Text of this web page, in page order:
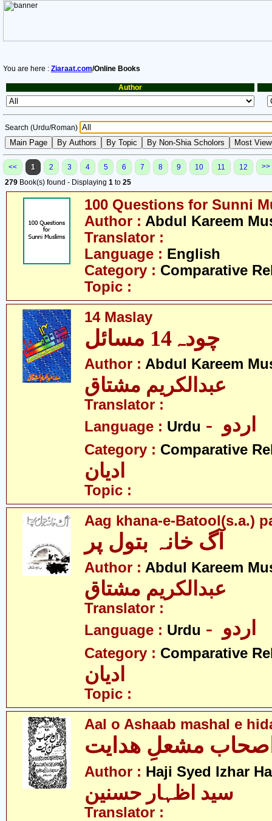
You are here : Ziaraat.com/Online Books
Author
Search (Urdu/Roman)
<< 1 2 3 4 5 6 7 8 9 10 11 12
>>
279 Book(s) found - Displaying 1 to 25
100 Questions for Sunni
Author : Abdul Kareem
Translator :
Language : English
Category : Comparative
Topic :
14 Maslay
چودہ14 مسائل
Author : Abdul Kareem
عبدالکریم مشتاق
Translator :
Language : Urdu
Category : Comparative
ادیان
Topic :
Aag khana-e-Batool(s.a.)
آگ خانہ بتول پر
Author : Abdul Kareem
عبدالکریم مشتاق
Translator :
Language : Urdu
Category : Comparative
ادیان
Topic :
Aal o Ashaab mashal e
مشعلِ ھدایت
Author : Haji Syed Izhar
سید اظہار حسنین
Translator :